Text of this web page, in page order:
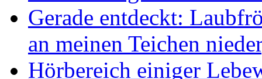
Gerade entdeckt:
an meinen Teichen
Hörbereich einiger